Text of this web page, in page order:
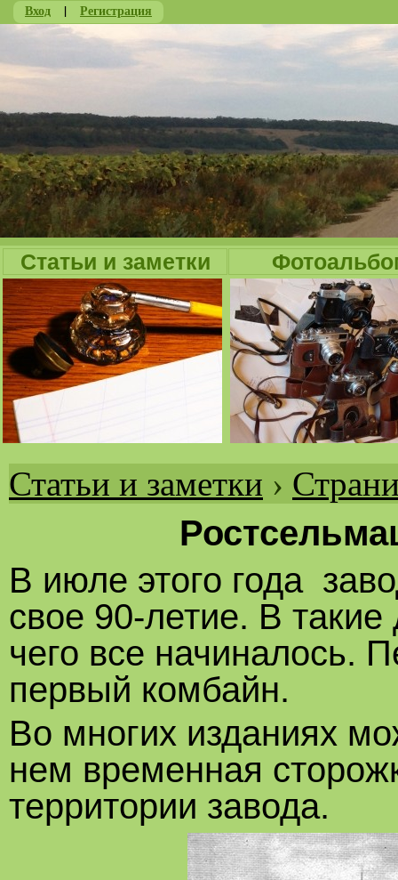
Вход | Регистрация
Статьи и заметки
Вы
Статьи и заметки ›
В июле этого года
свое 90-летие. В
чего все начиналось.
первый комбайн.
Во многих изданиях
нем временная
территории завода.